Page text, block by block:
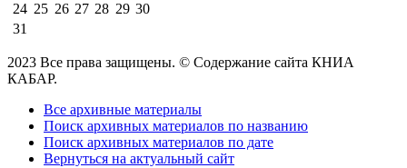
24 25 26 27 28 29 30
31
2023 Все права защищены. © Содержание сайта КНИА
КАБАР.
Все архивные материалы
Поиск архивных материалов по названию
Поиск архивных материалов по дате
Вернуться на актуальный сайт